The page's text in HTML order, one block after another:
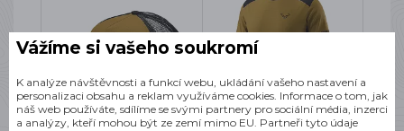
Vážíme si vašeho soukromí
K analýze návštěvnosti a funkcí webu, ukládání vašeho nastavení a
personalizaci obsahu a reklam využíváme cookies. Informace o tom, jak
náš web používáte, sdílíme se svými partnery pro sociální média, inzerci
a analýzy, kteří mohou být ze zemí mimo EU. Partneři tyto údaje